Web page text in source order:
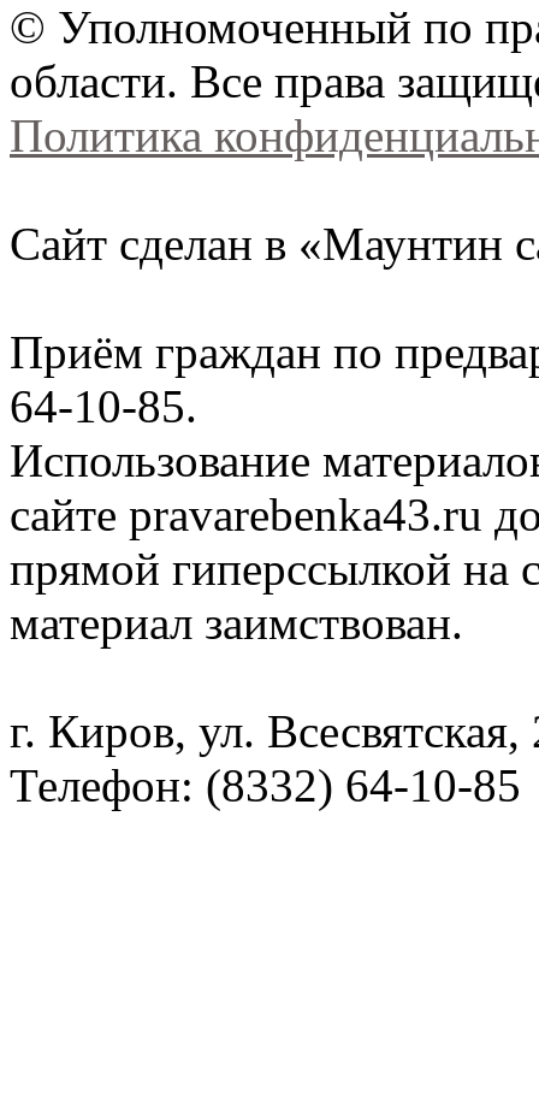
© Уполномоченный по
области. Все права
Политика
Сайт сделан в «Маунтин
Приём граждан по
64-10-85.
Использование
сайте pravarebenka43.ru
прямой гиперссылкой на
материал заимствован.
г. Киров, ул. Всесвятская,
Телефон: (8332) 64-10-85